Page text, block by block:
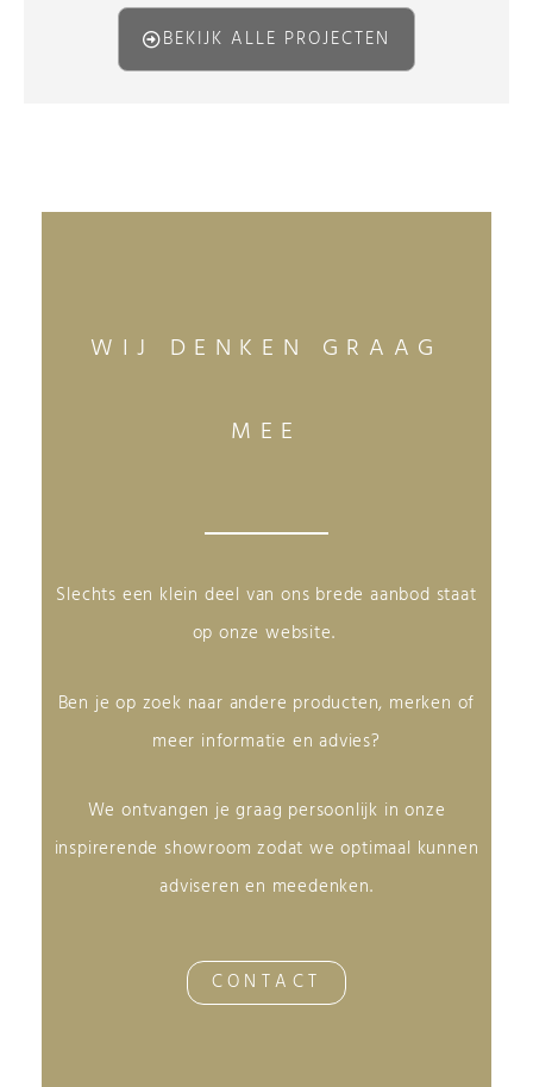
BEKIJK ALLE PROJECTEN
WIJ DENKEN GRAAG
MEE
Slechts een klein deel van ons brede aanbod staat
op onze website.
Ben je op zoek naar andere producten, merken of
meer informatie en advies?
We ontvangen je graag persoonlijk in onze
inspirerende showroom zodat we optimaal kunnen
adviseren en meedenken.
CONTACT